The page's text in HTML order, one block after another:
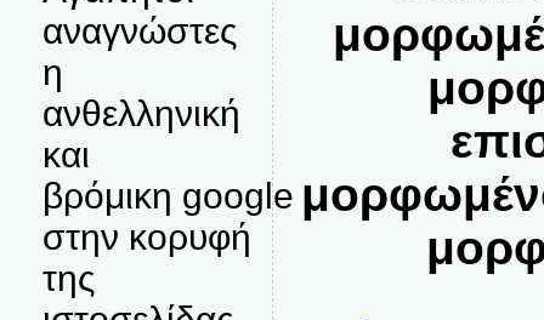
αναγνώστες
η
ανθελληνική
και
βρόμικη google
στην κορυφή
της